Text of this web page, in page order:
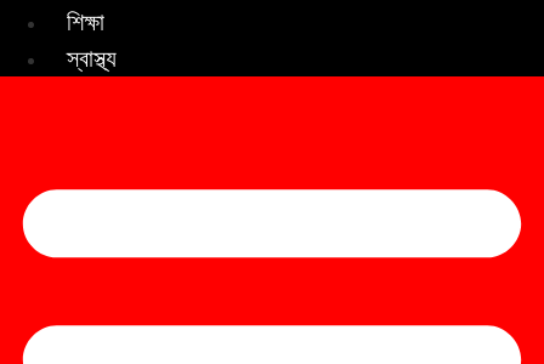
শিক্ষা
স্বাস্থ্য